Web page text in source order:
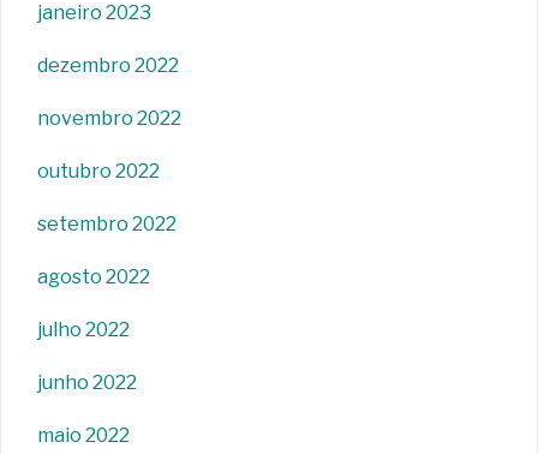
janeiro 2023
dezembro 2022
novembro 2022
outubro 2022
setembro 2022
agosto 2022
julho 2022
junho 2022
maio 2022